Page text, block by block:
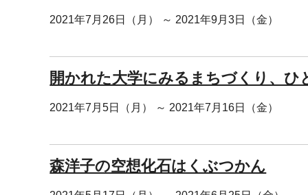
2021年7月26日（月） ～ 2021年9月3日（金）
開かれた大学にみるまちづくり、ひ
2021年7月5日（月） ～ 2021年7月16日（金）
森洋子の空想化石はくぶつかん